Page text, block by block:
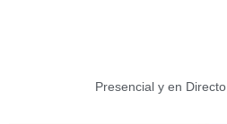
Presencial y en Directo